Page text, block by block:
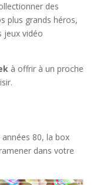
des
plus grands héros,
jeux vidéo
à offrir à un proche
80, la box
dans votre